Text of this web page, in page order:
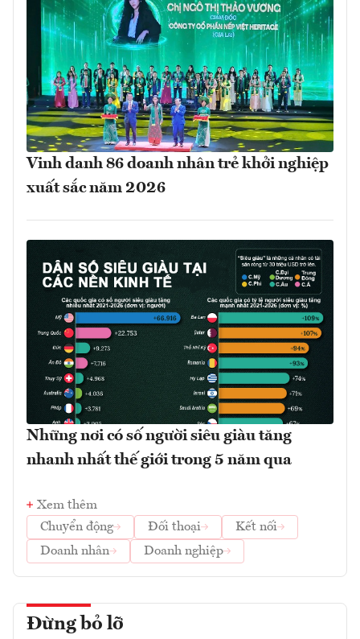
Vinh danh 86 doanh nhân trẻ khởi nghiệp
xuất sắc năm 2026
Những nơi có số người siêu giàu tăng
nhanh nhất thế giới trong 5 năm qua
Xem thêm
Chuyển động
Đối thoại
Kết nối
Doanh nhân
Doanh nghiệp
Đừng bỏ lỡ